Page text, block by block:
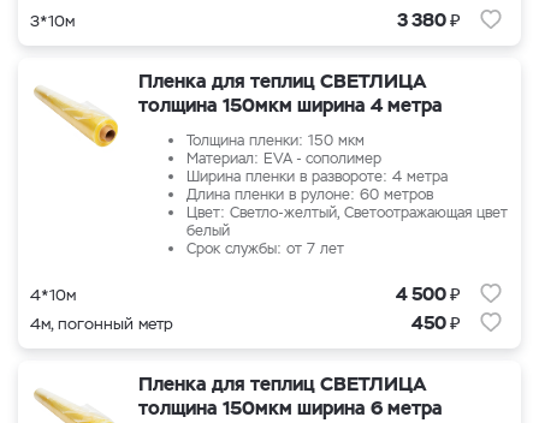
3*10м 3 380₽
Пленка для теплиц СВЕТЛИЦА
толщина 150мкм ширина 4 метра
Толщина пленки: 150 мкм
Материал: EVA - сополимер
Ширина пленки в развороте: 4 метра
Длина пленки в рулоне: 60 метров
Цвет: Светло-желтый, Светоотражающая цвет
белый
Срок службы: от 7 лет
4*10м 4 500₽
4м, погонный метр 450₽
Пленка для теплиц СВЕТЛИЦА
толщина 150мкм ширина 6 метра